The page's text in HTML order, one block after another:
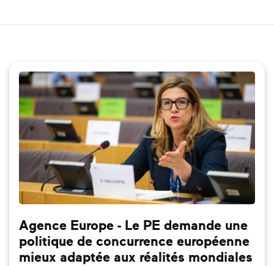
Agence Europe - Le PE demande une
politique de concurrence européenne
mieux adaptée aux réalités mondiales